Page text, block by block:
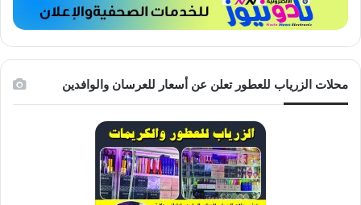
محلات الزرياب للعطور تعلن عن أسعار للعرسان والوافدين